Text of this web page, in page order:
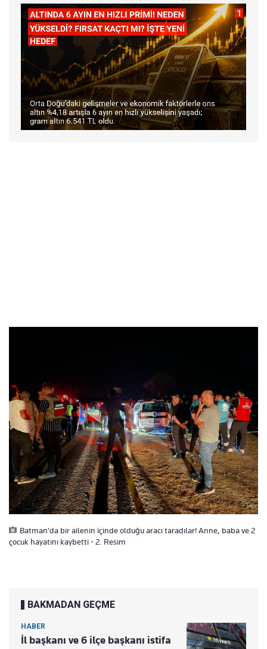
Batman'da bir ailenin içinde olduğu aracı taradılar! Anne, baba ve 2
çocuk hayatını kaybetti - 2. Resim
BAKMADAN GEÇME
HABER
İl başkanı ve 6 ilçe başkanı istifa